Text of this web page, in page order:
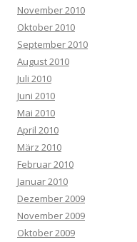
November 2010
Oktober 2010
September 2010
August 2010
Juli 2010
Juni 2010
Mai 2010
April 2010
März 2010
Februar 2010
Januar 2010
Dezember 2009
November 2009
Oktober 2009